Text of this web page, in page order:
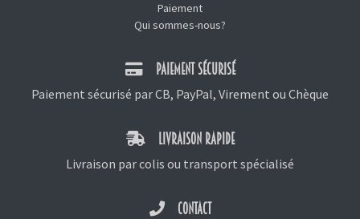
Paiement
Qui sommes-nous?
PAIEMENT SÉCURISÉ
Paiement sécurisé par CB, PayPal, Virement ou Chèque
LIVRAISON RAPIDE
Livraison par colis ou transport spécialisé
CONTACT